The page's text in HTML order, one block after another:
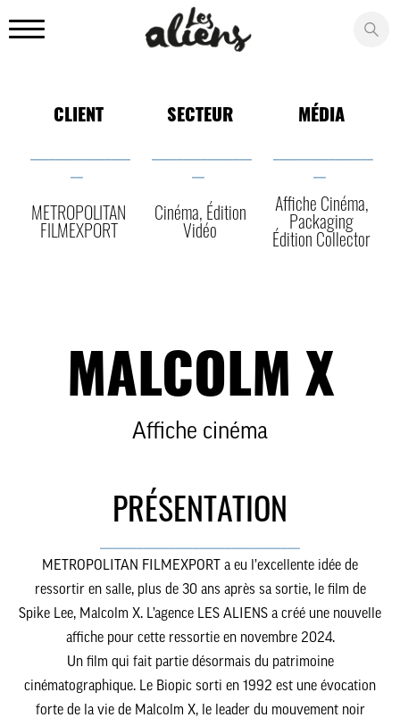
CLIENT SECTEUR
MÉDIA
METROPOLITAN
FILMEXPORT
Cinéma, Édition
Vidéo
Affiche Cinéma,
Packaging
Édition Collector
MALCOLM X
Affiche cinéma
PRÉSENTATION
________________________________
METROPOLITAN FILMEXPORT a eu l’excellente idée de
ressortir en salle, plus de 30 ans après sa sortie, le film de
Spike Lee, Malcolm X. L’agence LES ALIENS a créé une nouvelle
affiche pour cette ressortie en novembre 2024.
Un film qui fait partie désormais du patrimoine
cinématographique. Le Biopic sorti en 1992 est une évocation
forte de la vie de Malcolm X, le leader du mouvement noir